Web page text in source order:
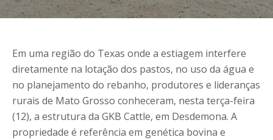
Em uma região do Texas onde a estiagem interfere
diretamente na lotação dos pastos, no uso da água e
no planejamento do rebanho, produtores e lideranças
rurais de Mato Grosso conheceram, nesta terça-feira
(12), a estrutura da GKB Cattle, em Desdemona. A
propriedade é referência em genética bovina e